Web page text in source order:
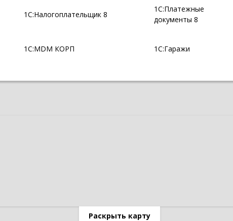
1С:Налогоплательщик 8
1С:Платежные
документы 8
1С:MDM КОРП 1С:Гаражи
Раскрыть карту